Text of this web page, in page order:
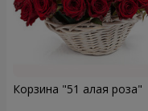
Корзина "51 алая роза"